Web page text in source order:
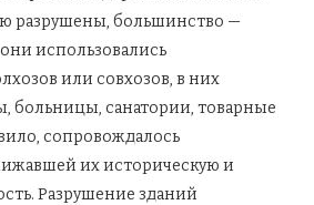
разрушены, большинство —
использовались
или совхозов, в них
больницы, санатории, товарные
сопровождалось
их историческую и
Разрушение зданий